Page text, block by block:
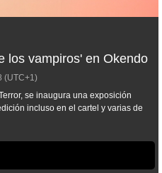
los vampiros' en Okendo
(UTC+1)
se inaugura una exposición
incluso en el cartel y varias de